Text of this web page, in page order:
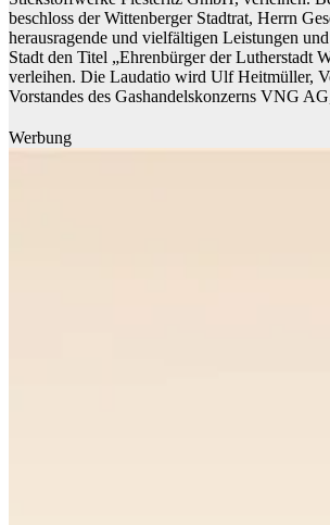
beschloss der Wittenberger Stadtrat, Herrn
herausragende und vielfältigen Leistungen
Stadt den Titel „Ehrenbürger der Lutherstadt
verleihen. Die Laudatio wird Ulf Heitmüller,
Vorstandes des Gashandelskonzerns VNG
Werbung